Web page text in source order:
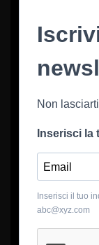
Non
Inserisci la
Inserisci il tuo
abc@xyz.com